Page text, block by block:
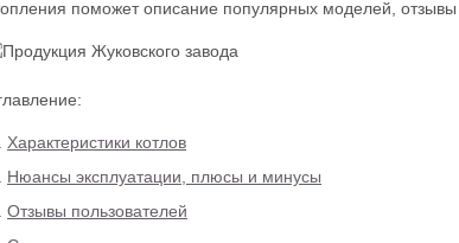
поможет описание популярных моделей,
Характеристики котлов
Нюансы эксплуатации, плюсы и минусы
Отзывы пользователей